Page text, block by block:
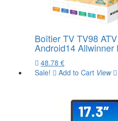
Boîtier TV TV98
Android14 Allwinner
48.78 €
Sale!
Add to Cart View